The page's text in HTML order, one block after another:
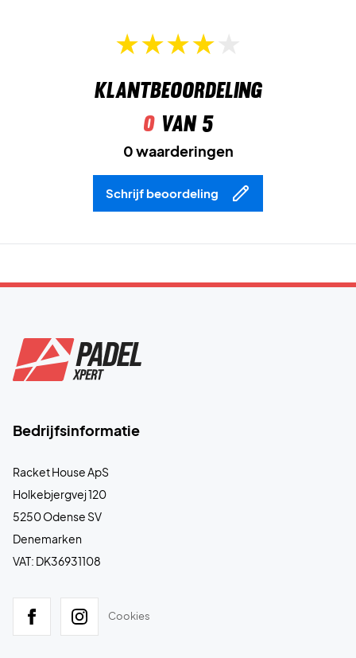
Klantbeoordeling
0van 5
0 waarderingen
Schrijf beoordeling
Bedrijfsinformatie
Racket House ApS
Holkebjergvej 120
5250 Odense SV
Denemarken
VAT: DK36931108
Cookies